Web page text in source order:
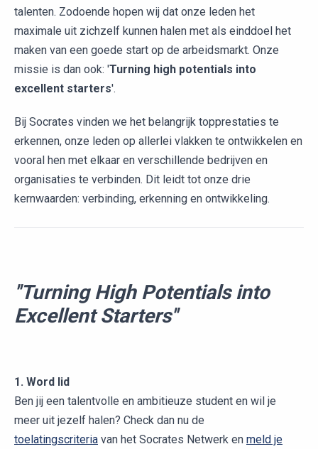
talenten. Zodoende hopen wij dat onze leden het
maximale uit zichzelf kunnen halen met als einddoel het
maken van een goede start op de arbeidsmarkt. Onze
missie is dan ook: 'Turning high potentials into
excellent starters'.
Bij Socrates vinden we het belangrijk topprestaties te
erkennen, onze leden op allerlei vlakken te ontwikkelen en
vooral hen met elkaar en verschillende bedrijven en
organisaties te verbinden. Dit leidt tot onze drie
kernwaarden: verbinding, erkenning en ontwikkeling.
''Turning High Potentials into
Excellent Starters''
1. Word lid
Ben jij een talentvolle en ambitieuze student en wil je
meer uit jezelf halen? Check dan nu de
toelatingscriteria van het Socrates Netwerk en meld je